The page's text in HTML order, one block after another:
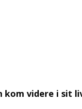
videre i sit